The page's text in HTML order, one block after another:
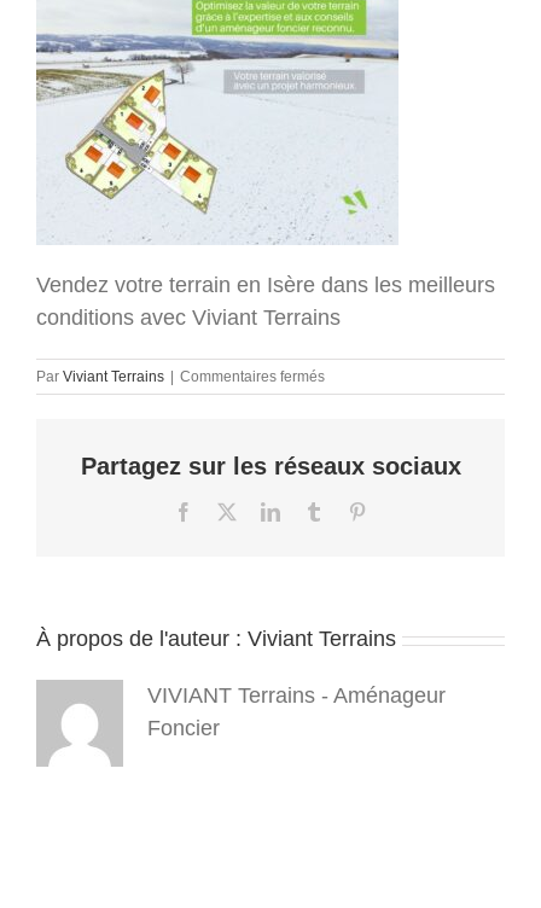
Vendez votre terrain en Isère dans les meilleurs
conditions avec Viviant Terrains
Par Viviant Terrains Commentaires ferméssur
Viviant-
a-
2026-
Partagez sur les réseaux sociaux
Facebook LinkedInTumblr
À propos de l'auteur : Viviant Terrains
VIVIANT Terrains - Aménageur
Foncier